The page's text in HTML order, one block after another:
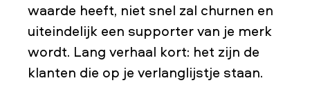
waarde heeft, niet snel zal churnen en
uiteindelijk een supporter van je merk
wordt. Lang verhaal kort: het zijn de
klanten die op je verlanglijstje staan.